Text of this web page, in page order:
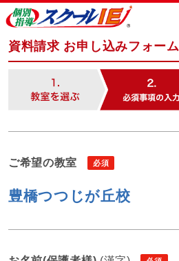
資料請求 お申し込みフォーム
ご希望の教室
豊橋つつじが丘校